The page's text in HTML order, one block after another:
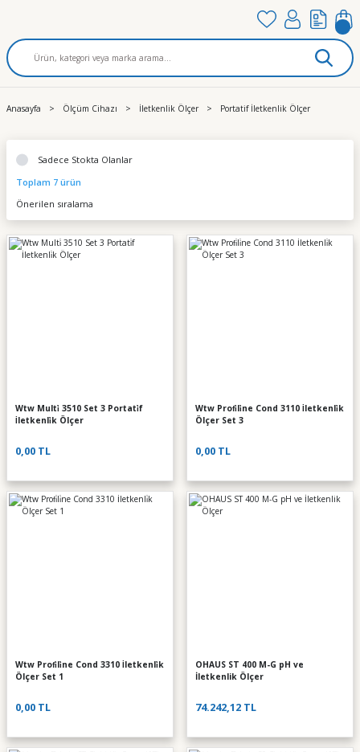
Anasayfa Ölçüm Cihazı İletkenlik Ölçer Portatif İletkenlik Ölçer
Sadece Stokta Olanlar
Toplam 7 ürün
Wtw Multi̇ 3510 Set 3 Portati̇f
İletkenli̇k Ölçer
0,00 TL
Wtw Profi̇li̇ne Cond 3110 İletkenli̇k
Ölçer Set 3
0,00 TL
Wtw Profi̇li̇ne Cond 3310 İletkenli̇k
Ölçer Set 1
0,00 TL
OHAUS ST 400 M-G pH ve
İletkenlik Ölçer
74.242,12 TL